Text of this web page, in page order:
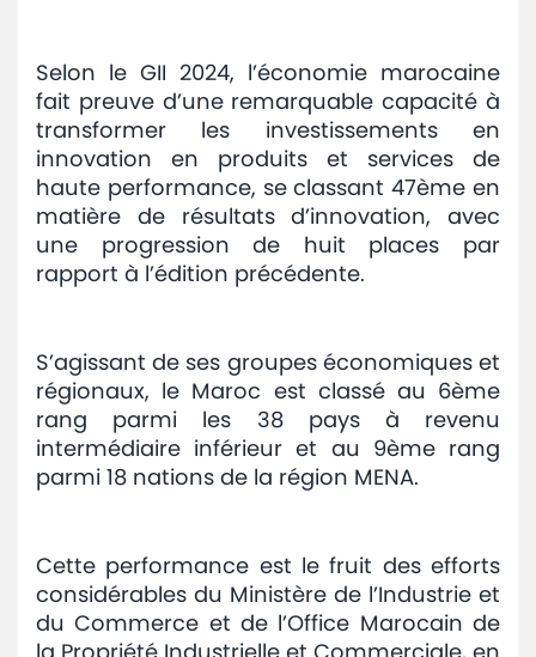
Selon le GII 2024, l’économie marocaine
fait preuve d’une remarquable capacité à
transformer les investissements en
innovation en produits et services de
haute performance, se classant 47ème en
matière de résultats d’innovation, avec
une progression de huit places par
rapport à l’édition précédente.
S’agissant de ses groupes économiques et
régionaux, le Maroc est classé au 6ème
rang parmi les 38 pays à revenu
intermédiaire inférieur et au 9ème rang
parmi 18 nations de la région MENA.
Cette performance est le fruit des efforts
considérables du Ministère de l’Industrie et
du Commerce et de l’Office Marocain de